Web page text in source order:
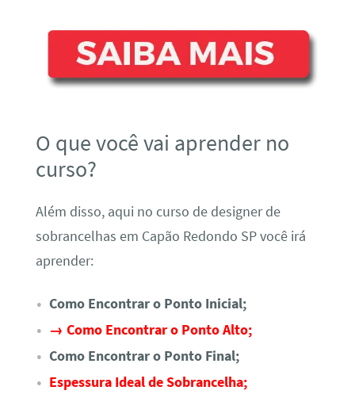
O que você vai aprender no
curso?
Além disso, aqui no curso de designer de
sobrancelhas em Capão Redondo SP você irá
aprender:
Como Encontrar o Ponto Inicial;
→ Como Encontrar o Ponto Alto;
Como Encontrar o Ponto Final;
Espessura Ideal de Sobrancelha;